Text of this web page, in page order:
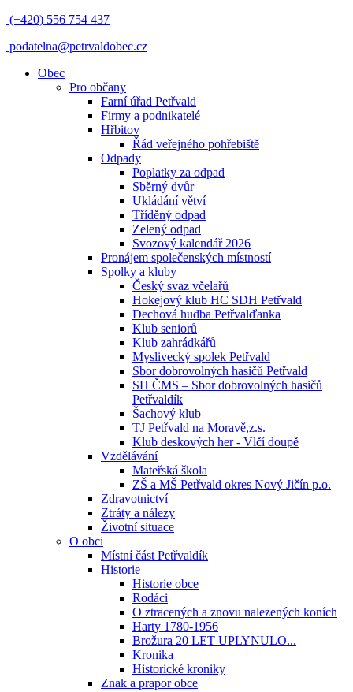
(+420) 556 754 437
podatelna@petrvaldobec.cz
Obec
Pro občany
Farní úřad Petřvald
Firmy a podnikatelé
Hřbitov
Řád veřejného pohřebiště
Odpady
Poplatky za odpad
Sběrný dvůr
Ukládání větví
Tříděný odpad
Zelený odpad
Svozový kalendář 2026
Pronájem společenských místností
Spolky a kluby
Český svaz včelařů
Hokejový klub HC SDH Petřvald
Dechová hudba Petřvalďanka
Klub seniorů
Klub zahrádkářů
Myslivecký spolek Petřvald
Sbor dobrovolných hasičů Petřvald
SH ČMS – Sbor dobrovolných hasičů
Petřvaldík
Šachový klub
TJ Petřvald na Moravě,z.s.
Klub deskových her - Vlčí doupě
Vzdělávání
Mateřská škola
ZŠ a MŠ Petřvald okres Nový Jičín p.o.
Zdravotnictví
Ztráty a nálezy
Životní situace
O obci
Místní část Petřvaldík
Historie
Historie obce
Rodáci
O ztracených a znovu nalezených koních
Harty 1780-1956
Brožura 20 LET UPLYNULO...
Kronika
Historické kroniky
Znak a prapor obce